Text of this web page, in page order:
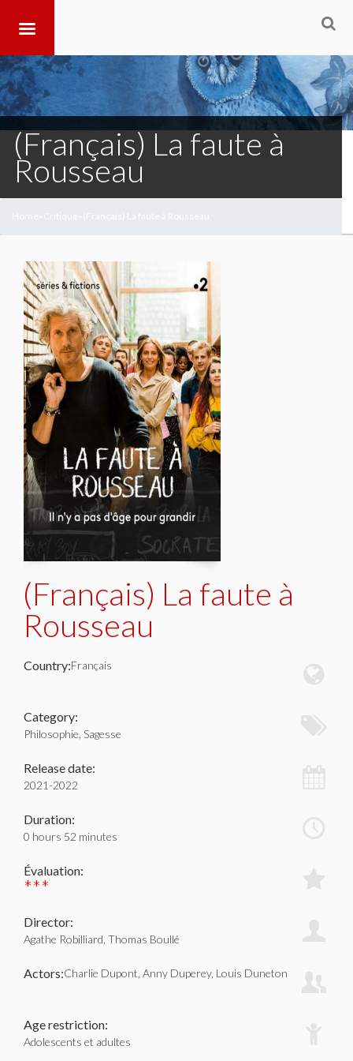
(Français) La faute à
Rousseau
(Français) La faute à
Rousseau
Country:Français
Category:
Philosophie, Sagesse
Release date:
2021-2022
Duration:
0 hours 52 minutes
Évaluation:
***
Director:
Agathe Robilliard, Thomas Boullé
Actors:Charlie Dupont, Anny Duperey, Louis Duneton
Age restriction:
Adolescents et adultes